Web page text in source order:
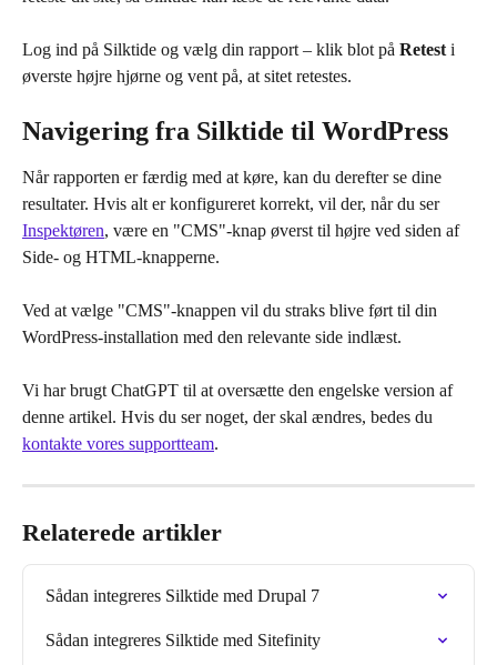
Log ind på Silktide og vælg din rapport – klik blot på Retest i
øverste højre hjørne og vent på, at sitet retestes.
Navigering fra Silktide til WordPress
Når rapporten er færdig med at køre, kan du derefter se dine
resultater. Hvis alt er konfigureret korrekt, vil der, når du ser
Inspektøren, være en "CMS"-knap øverst til højre ved siden af
Side- og HTML-knapperne.
Ved at vælge "CMS"-knappen vil du straks blive ført til din
WordPress-installation med den relevante side indlæst.
Vi har brugt ChatGPT til at oversætte den engelske version af
denne artikel. Hvis du ser noget, der skal ændres, bedes du
kontakte vores supportteam.
Relaterede artikler
Sådan integreres Silktide med Drupal 7
Sådan integreres Silktide med Sitefinity